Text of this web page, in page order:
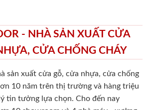
- NHÀ SẢN XUẤT CỬA
CỬA CHỐNG CHÁY
sản xuất cửa gỗ, cửa nhựa, cửa chống
10 năm trên thị trường và hàng triệu
tin tưởng lựa chọn. Cho đến nay